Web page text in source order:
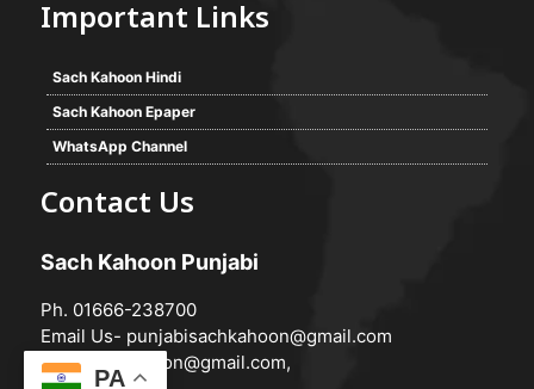
Important Links
Sach Kahoon Hindi
Sach Kahoon Epaper
WhatsApp Channel
Contact Us
Sach Kahoon Punjabi
Ph. 01666-238700
Email Us- punjabisachkahoon@gmail.com
hindisachkahoon@gmail.com,
PA